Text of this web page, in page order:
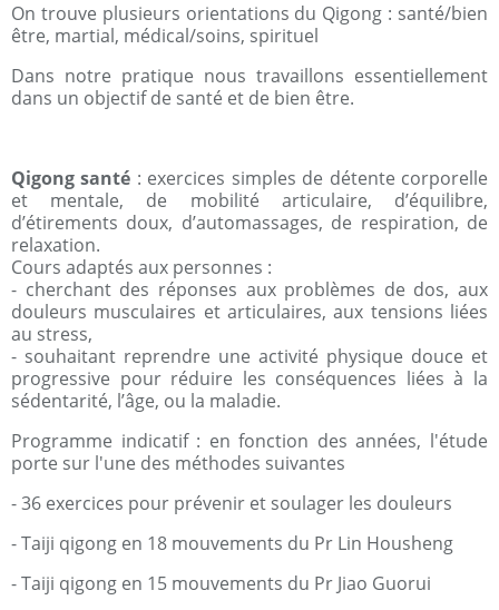
On trouve plusieurs orientations du Qigong : santé/bien
être, martial, médical/soins, spirituel
Dans notre pratique nous travaillons essentiellement
dans un objectif de santé et de bien être.
Qigong santé : exercices simples de détente corporelle
et mentale, de mobilité articulaire, d’équilibre,
d’étirements doux, d’automassages, de respiration, de
relaxation.
Cours adaptés aux personnes :
- cherchant des réponses aux problèmes de dos, aux
douleurs musculaires et articulaires, aux tensions liées
au stress,
- souhaitant reprendre une activité physique douce et
progressive pour réduire les conséquences liées à la
sédentarité, l’âge, ou la maladie.
Programme indicatif : en fonction des années, l'étude
porte sur l'une des méthodes suivantes
- 36 exercices pour prévenir et soulager les douleurs
- Taiji qigong en 18 mouvements du Pr Lin Housheng
- Taiji qigong en 15 mouvements du Pr Jiao Guorui